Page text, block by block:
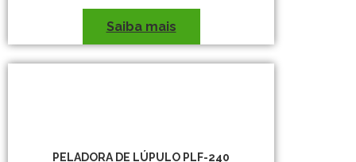
Saiba mais
PELADORA DE LÚPULO PLF-240